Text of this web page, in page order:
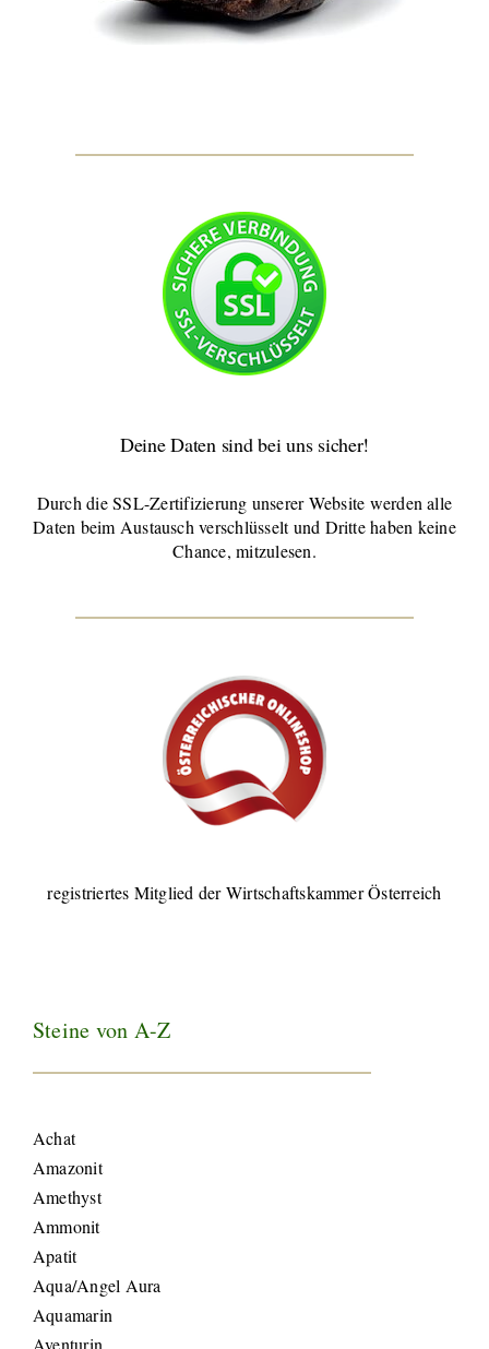
Deine Daten sind bei uns sicher!
Durch die SSL-Zertifizierung unserer Website werden alle
Daten beim Austausch verschlüsselt und Dritte haben keine
Chance, mitzulesen.
registriertes Mitglied der Wirtschaftskammer Österreich
Steine von A-Z
Achat
Amazonit
Amethyst
Ammonit
Apatit
Aqua/Angel Aura
Aquamarin
Aventurin